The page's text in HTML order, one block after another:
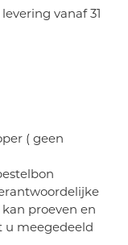
levering vanaf 31
( geen
proeven en
u meegedeeld